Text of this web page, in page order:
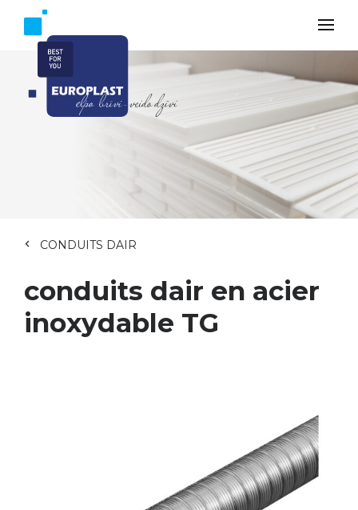
CONDUITS DAIR
conduits dair en acier
inoxydable TG